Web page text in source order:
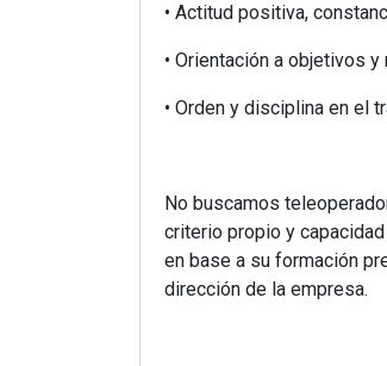
• Actitud positiva,
• Orientación a objetivos
• Orden y disciplina en el
No buscamos
criterio propio y
en base a su formación
dirección de la empresa.